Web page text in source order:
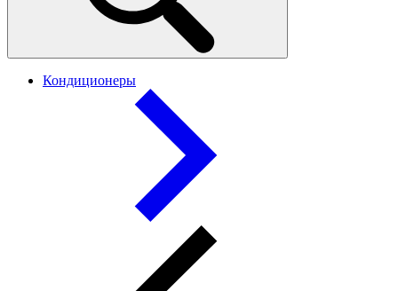
Кондиционеры